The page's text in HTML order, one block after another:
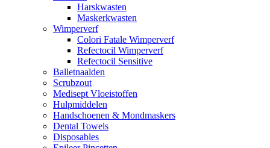
Harskwasten
Maskerkwasten
Wimperverf
Colori Fatale Wimperverf
Refectocil Wimperverf
Refectocil Sensitive
Balletnaalden
Scrubzout
Medisept Vloeistoffen
Hulpmiddelen
Handschoenen & Mondmaskers
Dental Towels
Disposables